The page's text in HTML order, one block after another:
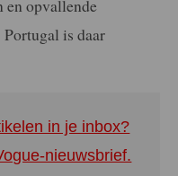
opvallende
is daar
in je inbox?
nieuwsbrief.